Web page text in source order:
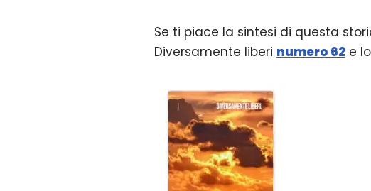
Se ti piace la sintesi di questa
Diversamente liberi numero 62e lo